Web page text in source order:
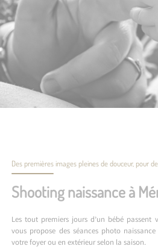
Des premières images pleines de douceur, pour
Shooting naissance à
Les tout premiers jours d’un bébé passent
vous propose des séances photo
votre foyer ou en extérieur selon la saison.